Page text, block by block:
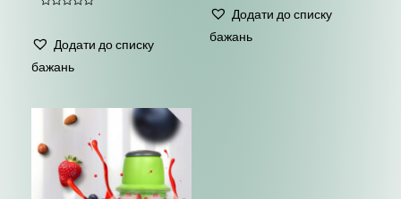
з
Додати до списку
бажань
з
Додати до списку
бажань